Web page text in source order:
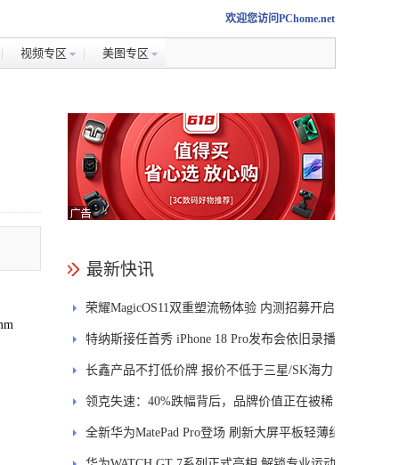
欢迎您访问PChome.net
视频专区 美图专区
最新快讯
荣耀MagicOS11双重塑流畅体验 内测招募开启
特纳斯接任首秀 iPhone 18 Pro发布会依旧录播
长鑫产品不打低价牌 报价不低于三星/SK海力
士
领克失速：40%跌幅背后，品牌价值正在被稀
释
全新华为MatePad Pro登场 刷新大屏平板轻薄纪